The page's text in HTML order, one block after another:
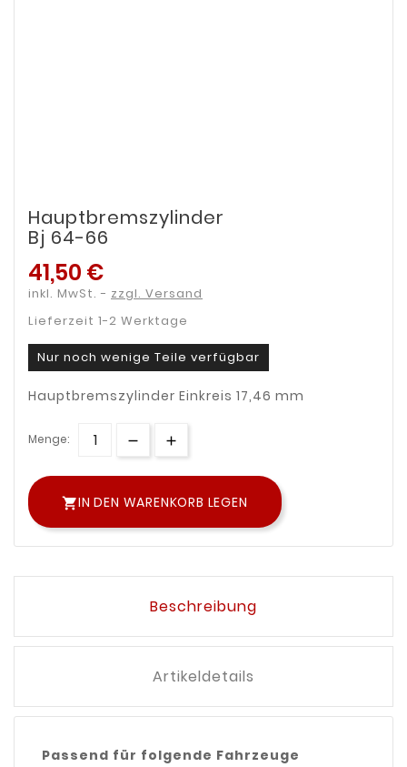
Hauptbremszylinder
Bj 64-66
41,50 €
inkl. MwSt.
zzgl. Versand
Lieferzeit 1-2 Werktage
Nur noch wenige Teile verfügbar
Hauptbremszylinder Einkreis 17,46 mm
Menge:
IN DEN WARENKORB LEGEN
Beschreibung
Artikeldetails
Passend für folgende Fahrzeuge